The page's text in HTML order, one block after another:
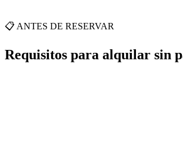
📋 ANTES DE RESERVAR
Requisitos para alquilar sin